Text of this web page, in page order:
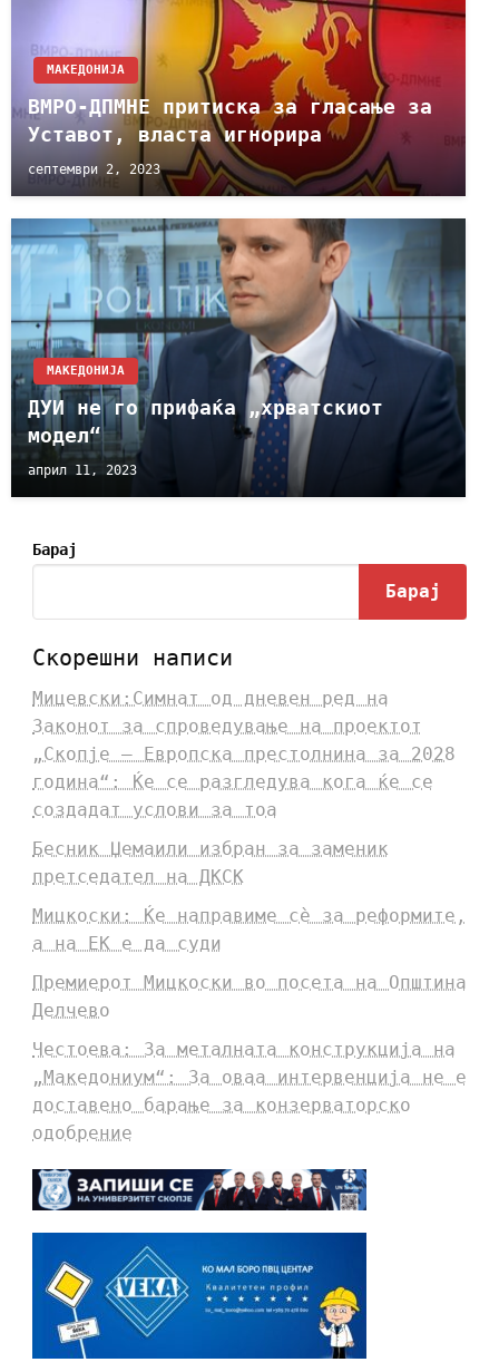
МАКЕДОНИЈА
ВМРО-ДПМНЕ притиска за гласање за
Уставот, власта игнорира
септември 2, 2023
МАКЕДОНИЈА
ДУИ не го прифаќа „хрватскиот
модел“
април 11, 2023
Барај
Барај
Скорешни написи
Мицевски:Симнат од дневен ред на
Законот за спроведување на проектот
„Скопје – Европска престолнина за 2028
година“: Ќе се разгледува кога ќе се
создадат услови за тоа
Бесник Џемаили избран за заменик
претседател на ДКСК
Мицкоски: Ќе направиме сè за реформите,
а на ЕК е да суди
Премиерот Мицкоски во посета на Општина
Делчево
Честоева: За металната конструкција на
„Македониум“: За оваа интервенција не е
доставено барање за конзерваторско
одобрение